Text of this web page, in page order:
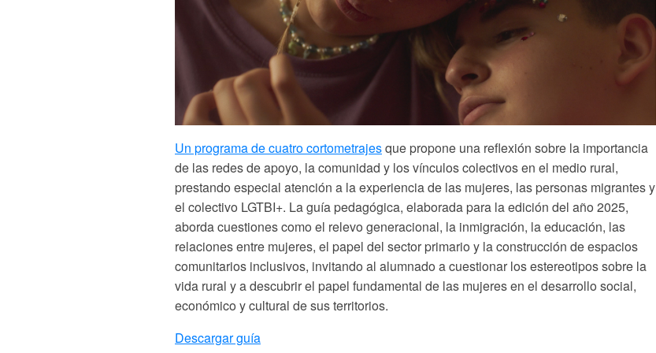
Un programa de cuatro cortometrajesque propone una reflexión sobre la importancia
de las redes de apoyo, la comunidad y los vínculos colectivos en el medio rural,
prestando especial atención a la experiencia de las mujeres, las personas migrantes y
el colectivo LGTBI+. La guía pedagógica, elaborada para la edición del año 2025,
aborda cuestiones como el relevo generacional, la inmigración, la educación, las
relaciones entre mujeres, el papel del sector primario y la construcción de espacios
comunitarios inclusivos, invitando al alumnado a cuestionar los estereotipos sobre la
vida rural y a descubrir el papel fundamental de las mujeres en el desarrollo social,
económico y cultural de sus territorios.
Descargar guía